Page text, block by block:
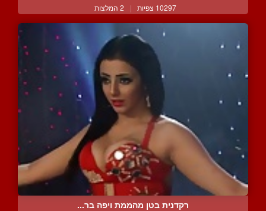
10297 צפיות | 2 המלצות
רקדנית בטן מהממת ויפה בר...